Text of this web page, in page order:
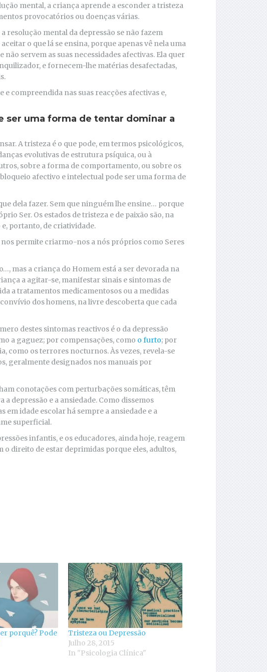
mental, a criança aprende a esconder a tristeza
provocatórios ou doenças várias.
resolução mental da depressão se não fazem
o que lá se ensina, porque apenas vê nela uma
servem as suas necessidades afectivas. Ela quer
e fornecem-lhe matérias desafectadas,
compreendida nas suas reacções afectivas e,
ser uma forma de tentar dominar a
A tristeza é o que pode, em termos psicológicos,
evolutivas de estrutura psíquica, ou à
sobre a forma de comportamento, ou sobre os
afectivo e intelectual pode ser uma forma de
dela fazer. Sem que ninguém lhe ensine… porque
Ser. Os estados de tristeza e de paixão são, na
portanto, de criatividade.
permite criarmo-nos a nós próprios como Seres
mas a criança do Homem está a ser devorada na
a agitar-se, manifestar sinais e sintomas de
a tratamentos medicamentosos ou a medidas
dos homens, na livre descoberta que cada
destes sintomas reactivos é o da depressão
a gaguez; por compensações, como o furto; por
como os terrores nocturnos. Às vezes, revela-se
geralmente designados nos manuais por
conotações com perturbações somáticas, têm
depressão e a ansiedade. Como dissemos
idade escolar há sempre a ansiedade e a
superficial.
infantis, e os educadores, ainda hoje, reagem
o direito de estar deprimidas porque eles, adultos,
porquê? Pode
Tristeza ou Depressão
Julho 28, 2015
In "Psicologia Clínica"